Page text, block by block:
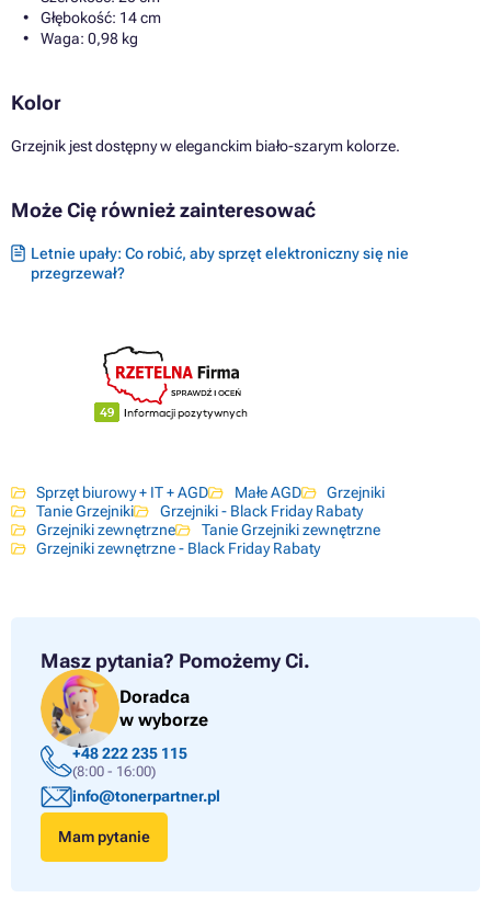
Głębokość: 14 cm
Waga: 0,98 kg
Kolor
Grzejnik jest dostępny w eleganckim biało-szarym kolorze.
Może Cię również zainteresować
Letnie upały: Co robić, aby sprzęt elektroniczny się nie
przegrzewał?
Sprzęt biurowy + IT + AGD Małe AGD
Grzejniki
Tanie Grzejniki
Grzejniki - Black Friday Rabaty
Grzejniki zewnętrzne
Tanie Grzejniki zewnętrzne
Grzejniki zewnętrzne - Black Friday Rabaty
Masz pytania? Pomożemy Ci.
Doradca
w wyborze
+48 222 235 115
(8:00 - 16:00)
info@tonerpartner.pl
Mam pytanie